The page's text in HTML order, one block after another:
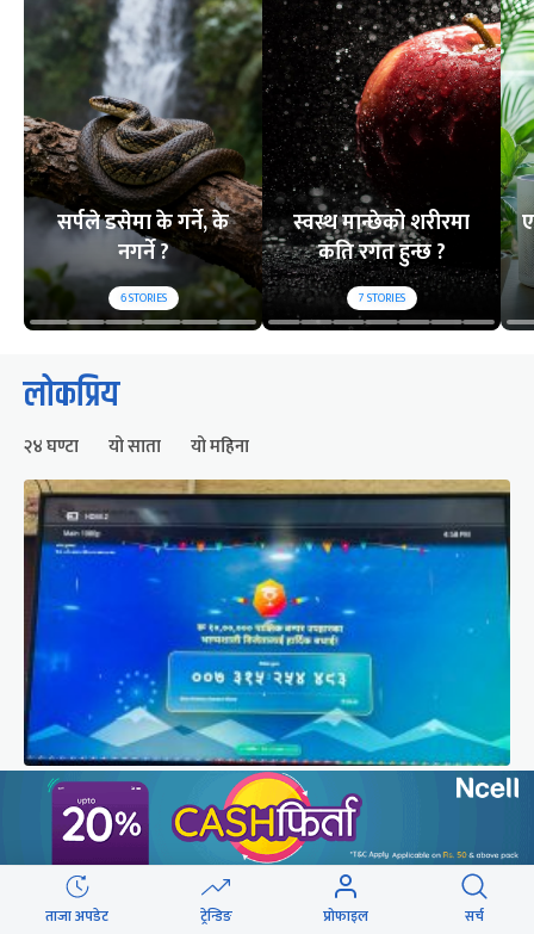
सर्पले डसेमा के गर्ने, के
नगर्ने ?
6STORIES
स्वस्थ मान्छेको शरीरमा
कति रगत हुन्छ ?
7STORIES
लोकप्रिय
२४ घण्टा यो साता यो महिना
२५० रुपैयाँको सामान किनेका उपभोक्ताले जिते १०
लाखको बम्पर उपहार
ताजा अपडेट ट्रेन्डिङ प्रोफाइल सर्च